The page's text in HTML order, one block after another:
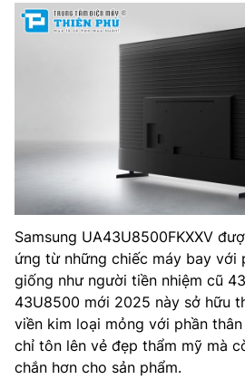
Samsung UA43U8500FKXXV
ứng từ những chiếc máy bay với
giống như người tiền nhiệm cũ
43U8500 mới 2025 này sở hữu
viền kim loại mỏng với phần
chỉ tôn lên vẻ đẹp thẩm mỹ mà
chắn hơn cho sản phẩm.